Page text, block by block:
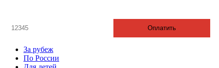
Оплатить
За рубеж
По России